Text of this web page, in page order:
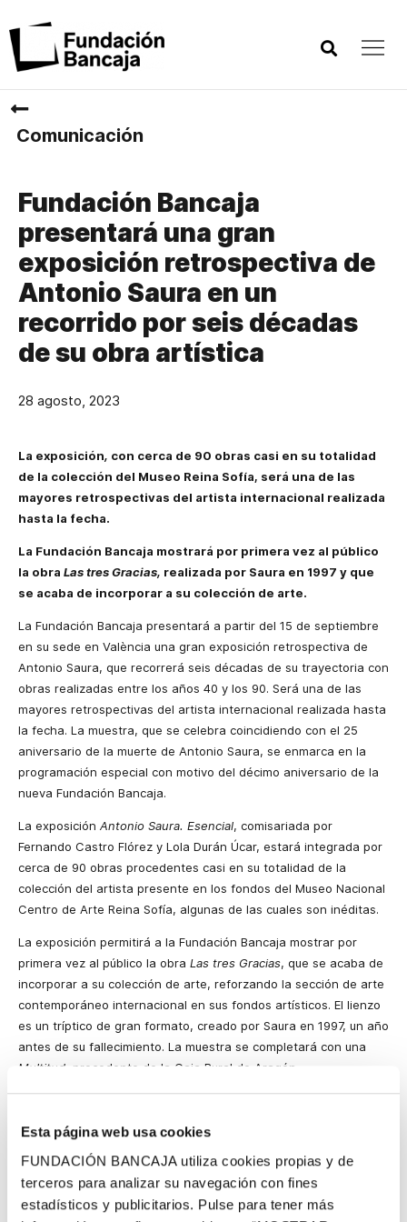
Esta página web usa cookies
FUNDACIÓN BANCAJA utiliza cookies propias y de
terceros para analizar su navegación con fines
estadísticos y publicitarios. Pulse para tener más
Comunicación
Fundación Bancaja
presentará una gran
exposición retrospectiva de
Antonio Saura en un
recorrido por seis décadas
de su obra artística
28 agosto, 2023
La exposición, con cerca de 90 obras casi en su totalidad
de la colección del Museo Reina Sofía, será una de las
mayores retrospectivas del artista internacional realizada
hasta la fecha.
La Fundación Bancaja mostrará por primera vez al público
la obra Las tres Gracias, realizada por Saura en 1997 y que
se acaba de incorporar a su colección de arte.
La Fundación Bancaja presentará a partir del 15 de septiembre
en su sede en València una gran exposición retrospectiva de
Antonio Saura, que recorrerá seis décadas de su trayectoria con
obras realizadas entre los años 40 y los 90. Será una de las
mayores retrospectivas del artista internacional realizada hasta
la fecha. La muestra, que se celebra coincidiendo con el 25
aniversario de la muerte de Antonio Saura, se enmarca en la
programación especial con motivo del décimo aniversario de la
nueva Fundación Bancaja.
La exposición Antonio Saura. Esencial, comisariada por
Fernando Castro Flórez y Lola Durán Úcar, estará integrada por
cerca de 90 obras procedentes casi en su totalidad de la
colección del artista presente en los fondos del Museo Nacional
Centro de Arte Reina Sofía, algunas de las cuales son inéditas.
La exposición permitirá a la Fundación Bancaja mostrar por
primera vez al público la obra Las tres Gracias, que se acaba de
incorporar a su colección de arte, reforzando la sección de arte
contemporáneo internacional en sus fondos artísticos. El lienzo
es un tríptico de gran formato, creado por Saura en 1997, un año
antes de su fallecimiento. La muestra se completará con una
Multitud , procedente de la Caja Rural de Aragón.
mostrará relacionada con sus textos. La exposición, que incluirá
tanto su obra pictórica como sus dibujos y obra gráfica, ofrecerá
un recorrido por el lenguaje y los temas icónicos de Saura como
‘Damas’, ‘Desnudos’, ‘Crucifixiones’, ‘Multitudes’, ‘Cabezas’ y